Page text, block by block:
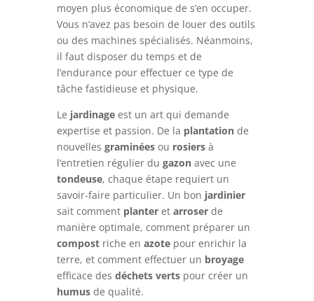
moyen plus économique de s’en occuper.
Vous n’avez pas besoin de louer des outils
ou des machines spécialisés. Néanmoins,
il faut disposer du temps et de
l’endurance pour effectuer ce type de
tâche fastidieuse et physique.
Le jardinageest un art qui demande
expertise et passion. De la plantationde
nouvelles graminéesou rosiersà
l’entretien régulier du gazonavec une
tondeuse, chaque étape requiert un
savoir-faire particulier. Un bon jardinier
sait comment planteret arroserde
manière optimale, comment préparer un
compostriche en azotepour enrichir la
terre, et comment effectuer un broyage
efficace des déchets vertspour créer un
humusde qualité.